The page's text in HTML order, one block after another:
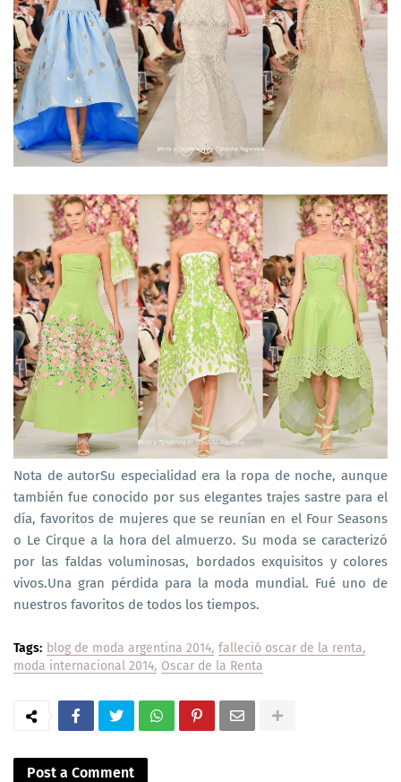
Nota de autorSu especialidad era la ropa de noche, aunque
también fue conocido por sus elegantes trajes sastre para el
día, favoritos de mujeres que se reunían en el Four Seasons
o Le Cirque a la hora del almuerzo. Su moda se caracterizó
por las faldas voluminosas, bordados exquisitos y colores
vivos.Una gran pérdida para la moda mundial. Fué uno de
nuestros favoritos de todos los tiempos.
Tags: blog de moda argentina 2014 falleció oscar de la renta
moda internacional 2014 Oscar de la Renta
Post a Comment